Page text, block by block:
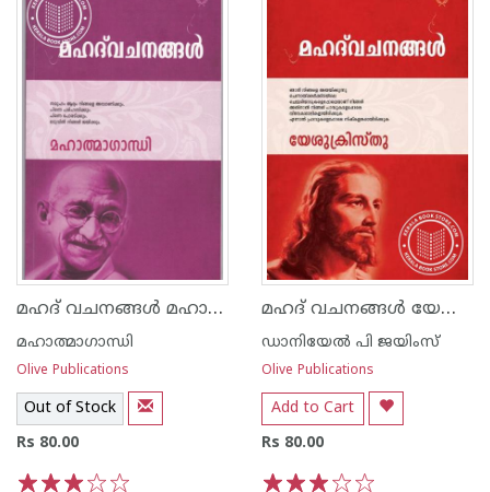
മഹദ് വചനങ്ങള്‍ മഹാത്മാഗാന്ധി
മഹാത്മാഗാന്ധി
Olive Publications
Out of Stock
Rs 80.00
മഹദ് വചനങ്ങള്‍ യേശുക്രിസ്തു
ഡാനിയേല്‍ പി ജയിംസ്
Olive Publications
Add to Cart
Rs 80.00